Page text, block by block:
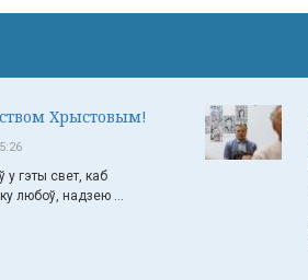
Хрыстовым!
гэты свет, каб
любоў, надзею ...